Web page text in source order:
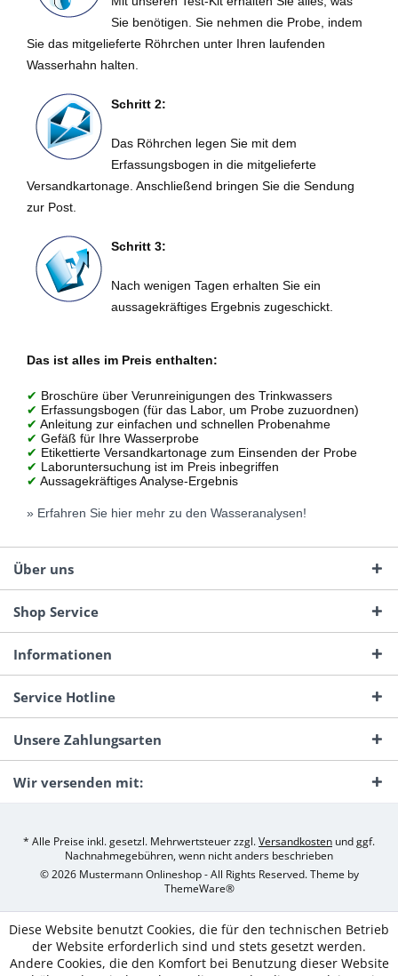
Sie benötigen. Sie nehmen die Probe, indem
Sie das mitgelieferte Röhrchen unter Ihren laufenden
Wasserhahn halten.
Schritt 2:
Das Röhrchen legen Sie mit dem
Erfassungsbogen in die mitgelieferte
Versandkartonage. Anschließend bringen Sie die Sendung
zur Post.
Schritt 3:
Nach wenigen Tagen erhalten Sie ein
aussagekräftiges Ergebnis zugeschickt.
Das ist alles im Preis enthalten:
✔ Broschüre über Verunreinigungen des Trinkwassers
✔ Erfassungsbogen (für das Labor, um Probe zuzuordnen)
✔ Anleitung zur einfachen und schnellen Probenahme
✔ Gefäß für Ihre Wasserprobe
✔ Etikettierte Versandkartonage zum Einsenden der Probe
✔ Laboruntersuchung ist im Preis inbegriffen
✔ Aussagekräftiges Analyse-Ergebnis
» Erfahren Sie hier mehr zu den Wasseranalysen!
Über uns
Shop Service
Informationen
Service Hotline
Unsere Zahlungsarten
Wir versenden mit:
* Alle Preise inkl. gesetzl. Mehrwertsteuer zzgl.Versandkosten und ggf.
Nachnahmegebühren, wenn nicht anders beschrieben
© 2026 Mustermann Onlineshop - All Rights Reserved. Theme by
ThemeWare®
Diese Website benutzt Cookies, die für den technischen Betrieb
der Website erforderlich sind und stets gesetzt werden.
Andere Cookies, die den Komfort bei Benutzung dieser Website